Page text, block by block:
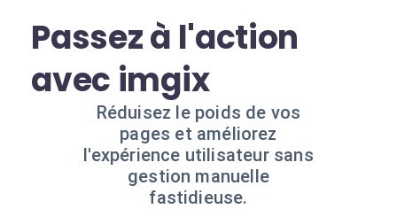
Passez à l'action
avec imgix
Réduisez le poids de vos
pages et améliorez
l'expérience utilisateur sans
gestion manuelle
fastidieuse.